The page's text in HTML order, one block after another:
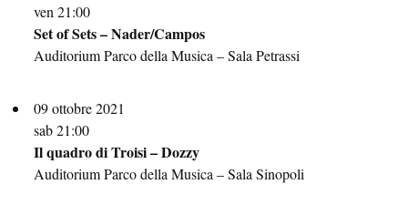
ven 21:00
Set of Sets – Nader/Campos
Auditorium Parco della Musica – Sala Petrassi
09 ottobre 2021
sab 21:00
Il quadro di Troisi – Dozzy
Auditorium Parco della Musica – Sala Sinopoli